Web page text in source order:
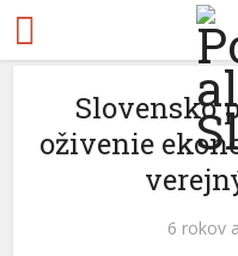
Slovensko
oživenie
6 rokov